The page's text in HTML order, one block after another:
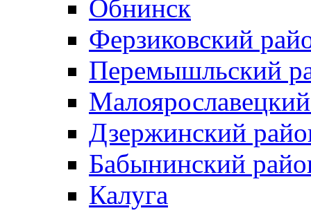
Обнинск
Ферзиковский
Перемышльский
Дзержинский
Бабынинский
Калуга